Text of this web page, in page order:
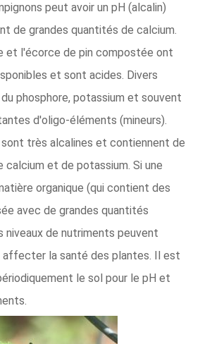
peut avoir un pH (alcalin)
de grandes quantités de calcium.
et l'écorce de pin compostée ont
et sont acides. Divers
phosphore, potassium et souvent
d'oligo-éléments (mineurs).
très alcalines et contiennent de
calcium et de potassium. Si une
organique (qui contient des
avec de grandes quantités
niveaux de nutriments peuvent
la santé des plantes. Il est
le sol pour le pH et